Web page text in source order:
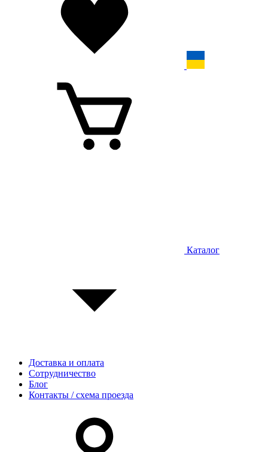
Каталог
Доставка и оплата
Сотрудничество
Блог
Контакты / схема проезда